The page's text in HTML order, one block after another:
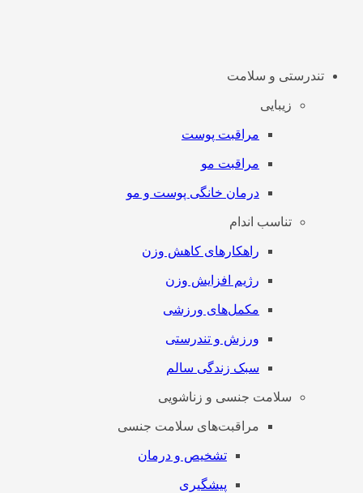
تندرستی و سلامت
زیبایی
مراقبت پوست
مراقبت مو
درمان خانگی پوست و مو
تناسب اندام
راهکارهای کاهش وزن
رژیم افزایش وزن
مکمل‌های ورزشی
ورزش و تندرستی
سبک زندگی سالم
سلامت جنسی و زناشویی
مراقبت‌های سلامت جنسی
تشخیص و درمان
پیشگیری